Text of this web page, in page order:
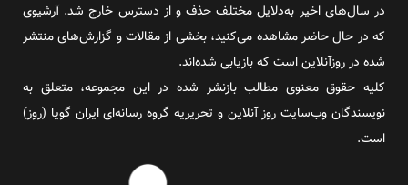
در سال‌های اخیر به‌دلایل مختلف حذف و از دسترس خارج شد. آرشیوی
که در حال حاضر مشاهده می‌کنید، بخشی از مقالات و گزارش‌های منتشر
شده در روزآنلاین است که بازیابی شده‌اند.
کلیه حقوق معنوی مطالب بازنشر شده در این مجموعه، متعلق به
نویسندگان وب‌سایت روز آنلاین و تحریریه گروه رسانه‌ای ایران گویا (روز)
است.